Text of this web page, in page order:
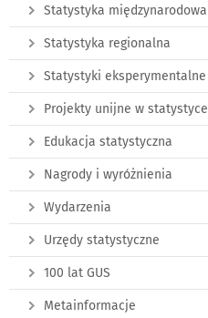
Statystyka międzynarodowa
Statystyka regionalna
Statystyki eksperymentalne
Projekty unijne w statystyce
Edukacja statystyczna
Nagrody i wyróżnienia
Wydarzenia
Urzędy statystyczne
100 lat GUS
Metainformacje